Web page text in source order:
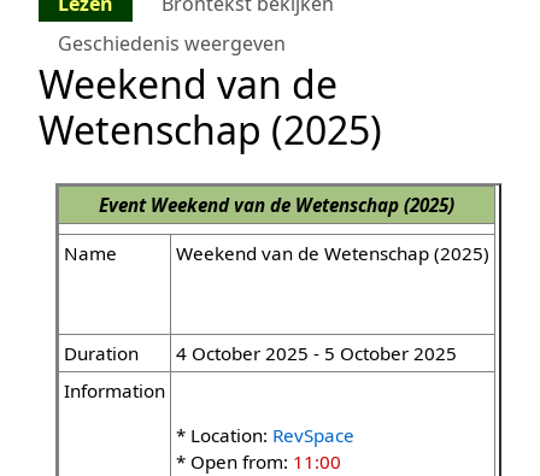
Geschiedenis weergeven
Weekend van de
Wetenschap (2025)
Event Weekend van de Wetenschap (2025)
Name
Weekend van de Wetenschap (2025)
Duration
4 October 2025 - 5 October 2025
Information
* Location: RevSpace
* Open from: 11:00